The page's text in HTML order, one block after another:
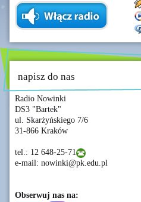
napisz do nas
Radio Nowinki
DS3 "Bartek"
ul. Skarżyńskiego 7/6
31-866 Kraków
tel.: 12 648-25-71
e-mail: nowinki@pk.edu.pl
Obserwuj nas na: